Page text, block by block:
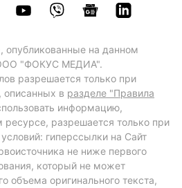
опубликованные на данном
"ФОКУС МЕДИА".
разрешается только при
описанных в разделе "Правила
информацию,
разрешается только при
гиперссылки на Сайт
не ниже первого
который не может
объема оригинального текста,